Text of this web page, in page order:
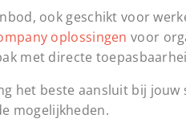
ook geschikt voor
oplossingen voor
met directe
het beste aansluit bij
mogelijkheden.